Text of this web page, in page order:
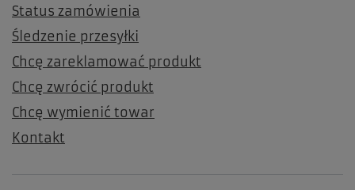
Status zamówienia
Śledzenie przesyłki
Chcę zareklamować produkt
Chcę zwrócić produkt
Chcę wymienić towar
Kontakt